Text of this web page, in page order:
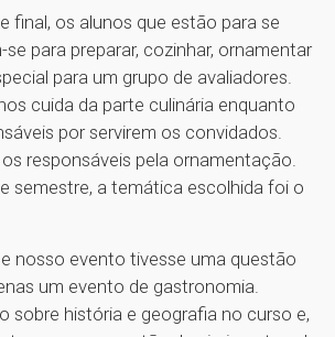
final, os alunos que estão para se
para preparar, cozinhar, ornamentar
para um grupo de avaliadores.
cuida da parte culinária enquanto
por servirem os convidados.
responsáveis pela ornamentação.
semestre, a temática escolhida foi o
nosso evento tivesse uma questão
um evento de gastronomia.
sobre história e geografia no curso e,